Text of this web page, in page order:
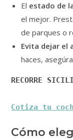
El estado de
el mejor.
de parques o
Evita dejar el
haces,
RECORRE
Cotiza tu
Cómo